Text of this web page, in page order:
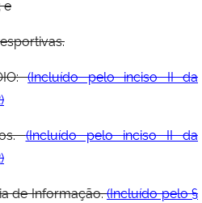
e
(Incluído pelo inciso II da
(Incluído pelo inciso II da
de Informação.(Incluído pelo §